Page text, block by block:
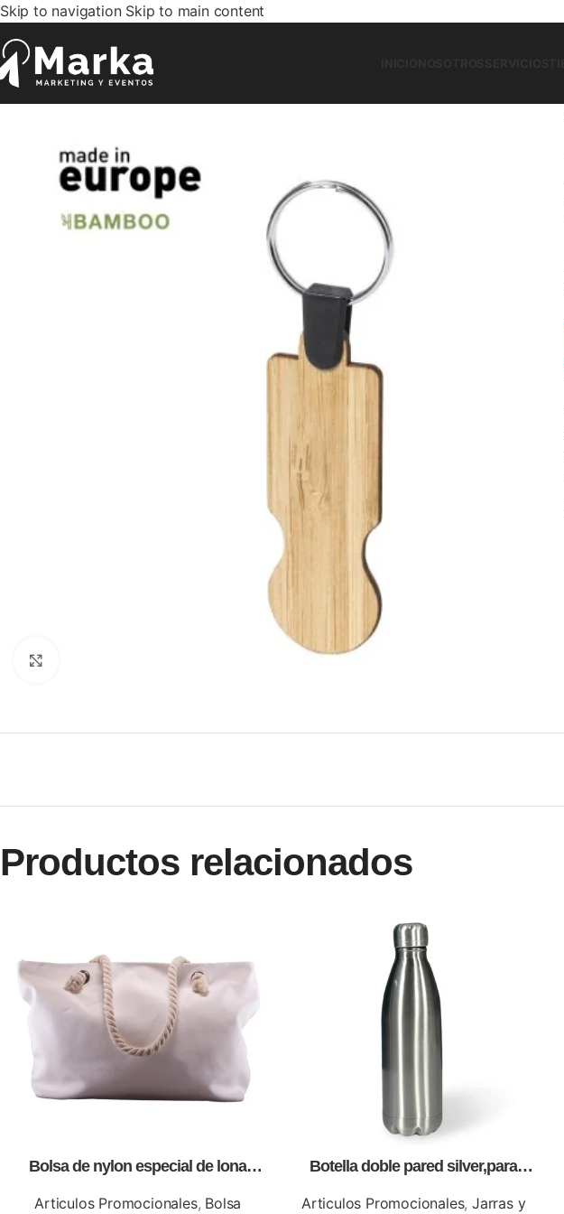
Skip to navigation Skip to main content
Productos relacionados
Bolsa de nylon especial de lona
impresión full color.
Articulos Promocionales, Bolsa
Botella doble pared silver,para
Articulos Promocionales,Jarras y